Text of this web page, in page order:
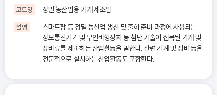
코드명 정밀 농산업용 기계 제조업
설명
스마트팜 등 정밀 농산업 생산 및 출하 준비 과정에 사용되는
정보통신기기 및 무인비행장치 등 첨단 기술이 접목된 기계 및
장비류를 제조하는 산업활동을 말한다. 관련 기계 및 장비 등을
전문적으로 설치하는 산업활동도 포함한다.